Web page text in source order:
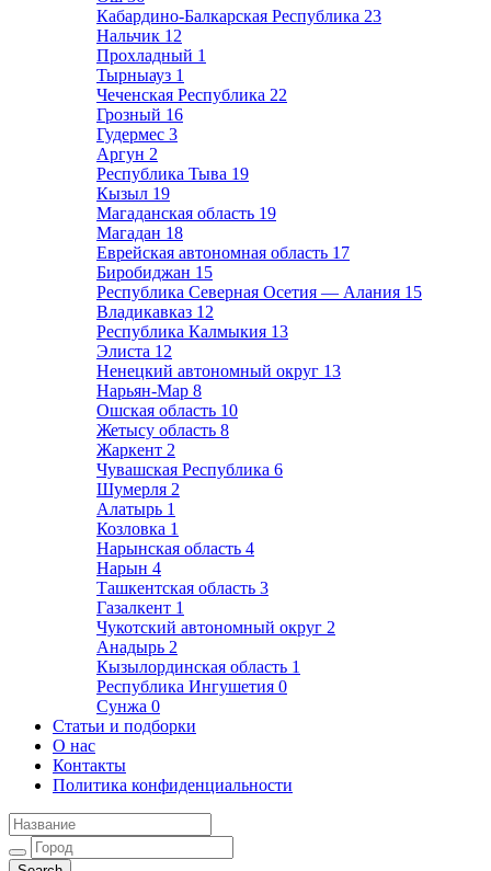
Кабардино-Балкарская Республика 23
Нальчик 12
Прохладный 1
Тырныауз 1
Чеченская Республика 22
Грозный 16
Гудермес 3
Аргун 2
Республика Тыва 19
Кызыл 19
Магаданская область 19
Магадан 18
Еврейская автономная область 17
Биробиджан 15
Республика Северная Осетия — Алания 15
Владикавказ 12
Республика Калмыкия 13
Элиста 12
Ненецкий автономный округ 13
Нарьян-Мар 8
Ошская область 10
Жетысу область 8
Жаркент 2
Чувашская Республика 6
Шумерля 2
Алатырь 1
Козловка 1
Нарынская область 4
Нарын 4
Ташкентская область 3
Газалкент 1
Чукотский автономный округ 2
Анадырь 2
Кызылординская область 1
Республика Ингушетия 0
Сунжа 0
Статьи и подборки
О нас
Контакты
Политика конфиденциальности